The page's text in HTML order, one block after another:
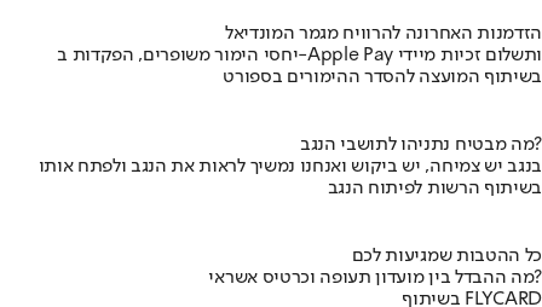
הזדמנות האחרונה להרוויח מגמר המונדיאל
יחסי הימור משופרים, הפקדות ב-Apple Pay ותשלום זכיות מיידי
בשיתוף המועצה להסדר ההימורים בספורט
מה מבטיח נתניהו לתושבי הנגב?
בנגב יש צמיחה, יש ביקוש ואנחנו נמשיך לראות את הנגב ולפתח אותו
בשיתוף הרשות לפיתוח הנגב
כל ההטבות שמגיעות לכם
מה ההבדל בין מועדון תעופה וכרטיס אשראי?
בשיתוף FLYCARD